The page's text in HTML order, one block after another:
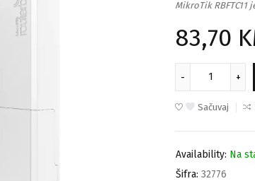
MikroTik
83,70
Sačuvaj
Availability: Na
Šifra: 32776